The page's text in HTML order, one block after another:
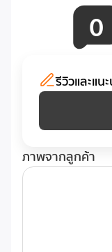
0
รีวิวและแ
ภาพจากลูกค้า